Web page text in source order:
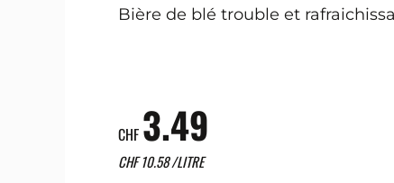
Bière de blé trouble et
CHF 3.49
CHF10.58/LITRE